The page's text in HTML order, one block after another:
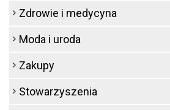
Zdrowie i medycyna
Moda i uroda
Zakupy
Stowarzyszenia